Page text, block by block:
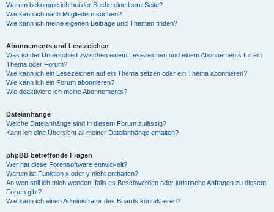
Warum bekomme ich bei der Suche eine leere Seite?
Wie kann ich nach Mitgliedern suchen?
Wie kann ich meine eigenen Beiträge und Themen finden?
Abonnements und Lesezeichen
Was ist der Unterschied zwischen einem Lesezeichen und einem Abonnements für ein
Thema oder Forum?
Wie kann ich ein Lesezeichen auf ein Thema setzen oder ein Thema abonnieren?
Wie kann ich ein Forum abonnieren?
Wie deaktiviere ich meine Abonnements?
Dateianhänge
Welche Dateianhänge sind in diesem Forum zulässig?
Kann ich eine Übersicht all meiner Dateianhänge erhalten?
phpBB betreffende Fragen
Wer hat diese Forensoftware entwickelt?
Warum ist Funktion x oder y nicht enthalten?
An wen soll ich mich wenden, falls es Beschwerden oder juristische Anfragen zu diesem
Forum gibt?
Wie kann ich einen Administrator des Boards kontaktieren?